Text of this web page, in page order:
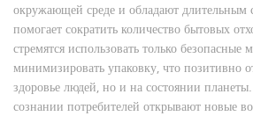
окружающей среде и обладают длительным
помогает сократить количество бытовых
стремятся использовать только безопасные
минимизировать упаковку, что позитивно
здоровье людей, но и на состоянии
сознании потребителей открывают новые